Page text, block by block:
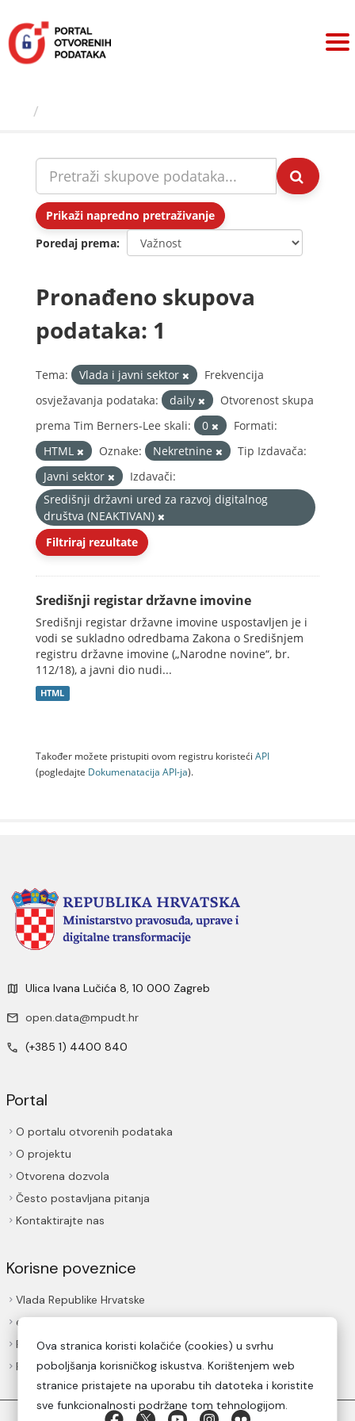
sadržaj
Prikaži napredno pretraživanje
Poredaj prema
Pronađeno skupova
podataka: 1
Tema: Vlada i javni sektor
Frekvencija
osvježavanja podataka:
daily
Otvorenost skupa
prema Tim Berners-Lee skali:
0
Formati:
HTML
Oznake: Nekretnine
Tip Izdavača:
Javni sektor
Izdavači:
Središnji državni ured za razvoj digitalnog
društva (NEAKTIVAN)
Filtriraj rezultate
Središnji registar državne imovine
Središnji registar državne imovine uspostavljen je i
vodi se sukladno odredbama Zakona o Središnjem
registru državne imovine („Narodne novine“, br.
112/18), a javni dio nudi...
HTML
Također možete pristupiti ovom registru koristeći API
(pogledajte Dokumenаtаcijа API-jа).